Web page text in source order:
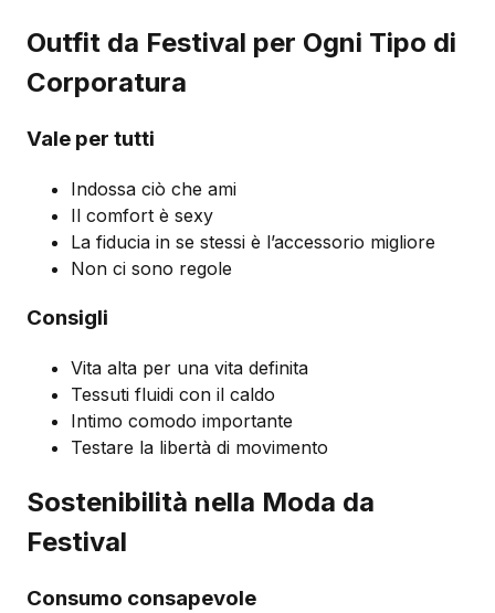
Outfit da Festival per Ogni Tipo di
Corporatura
Vale per tutti
Indossa ciò che ami
Il comfort è sexy
La fiducia in se stessi è l’accessorio migliore
Non ci sono regole
Consigli
Vita alta per una vita definita
Tessuti fluidi con il caldo
Intimo comodo importante
Testare la libertà di movimento
Sostenibilità nella Moda da
Festival
Consumo consapevole